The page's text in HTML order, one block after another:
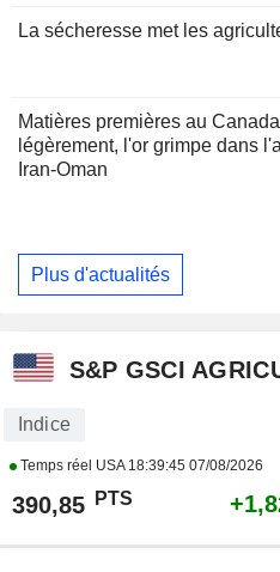
La sécheresse met les
Matières premières au
légèrement, l'or grimpe dans
Iran-Oman
Plus d'actualités
S&P GSCI
Indice
Temps réel USA 18:39:45 07/08/2026
390,85 PTS